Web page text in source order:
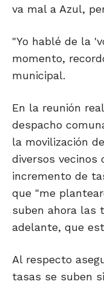
va mal a Azul,
"Yo hablé de la
momento,
municipal.
En la reunión
despacho
la movilización
diversos vecinos
incremento de
que "me
suben ahora las
adelante, que
Al respecto
tasas se suben